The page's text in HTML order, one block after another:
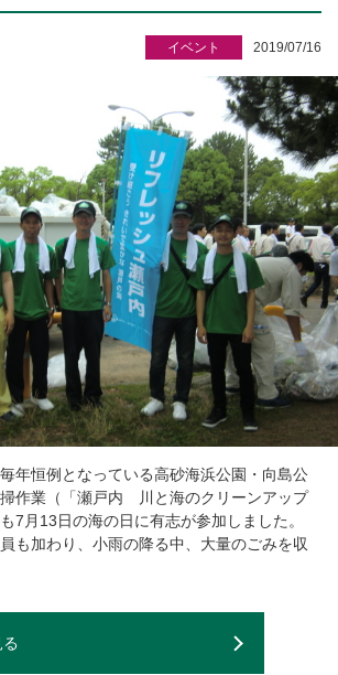
イベント 2019/07/16
年恒例となっている高砂海浜公園・向島公
作業（「瀬戸内 川と海のクリーンアップ
7月13日の海の日に有志が参加しました。
も加わり、小雨の降る中、大量のごみを収